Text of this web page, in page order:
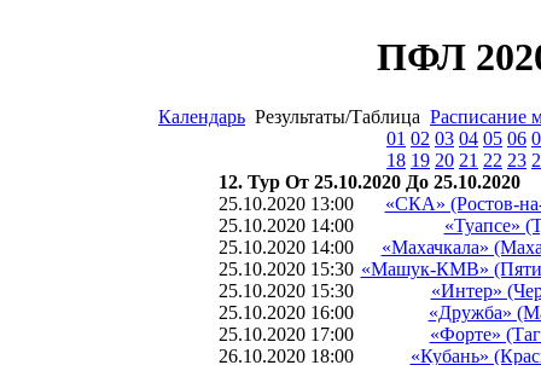
ПФЛ
Календарь Результаты/Таблица Расписание
01 02 03 04 05 06
18 19 20 21 22 23
12. Тур От 25.10.2020 До 25.10.2020
25.10.2020 13:00
«СКА» (Ростов-
25.10.2020 14:00
«Туапсе»
25.10.2020 14:00
«Махачкала»
25.10.2020 15:30 «Машук-КМВ»
25.10.2020 15:30
«Интер»
25.10.2020 16:00
«Дружба»
25.10.2020 17:00
«Форте»
26.10.2020 18:00
«Кубань»